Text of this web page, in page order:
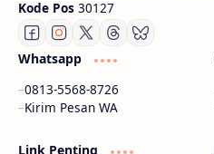
Kode Pos 30127
Whatsapp
0813-5568-8726
Kirim Pesan WA
Link Penting